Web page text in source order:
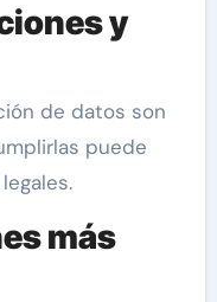
y
de datos son
puede
más